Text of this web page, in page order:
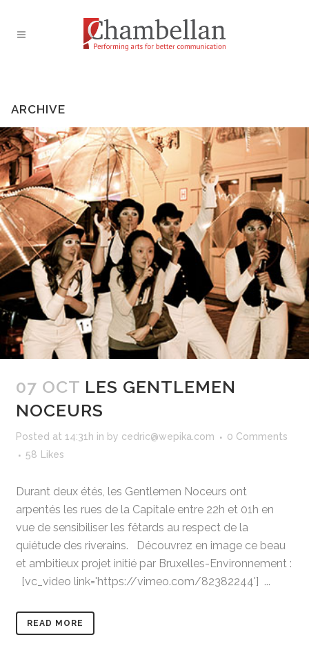
ARCHIVE
07 OCT LES GENTLEMEN
NOCEURS
Posted at 14:31h in by cedric@wepika.com
0 Comments
58 Likes
Durant deux étés, les Gentlemen Noceurs ont
arpentés les rues de la Capitale entre 22h et 01h en
vue de sensibiliser les fêtards au respect de la
quiétude des riverains. Découvrez en image ce beau
et ambitieux projet initié par Bruxelles-Environnement :
[vc_video link='https://vimeo.com/82382244'] ...
READ MORE